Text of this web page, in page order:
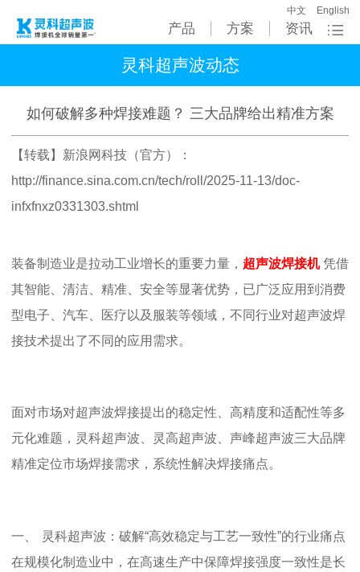
产品 方案 资讯
中文 English
灵科超声波动态
如何破解多种焊接难题？ 三大品牌给出精准方案
【转载】新浪网科技（官方）：
http://finance.sina.com.cn/tech/roll/2025-11-13/doc-
infxfnxz0331303.shtml
装备制造业是拉动工业增长的重要力量， 超声波焊接机 凭借
其智能、清洁、精准、安全等显著优势，已广泛应用到消费
型电子、汽车、医疗以及服装等领域，不同行业对超声波焊
接技术提出了不同的应用需求。
面对市场对超声波焊接提出的稳定性、高精度和适配性等多
元化难题，灵科超声波、灵高超声波、声峰超声波三大品牌
精准定位市场焊接需求，系统性解决焊接痛点。
一、 灵科超声波：破解“高效稳定与工艺一致性”的行业痛点
在规模化制造业中，在高速生产中保障焊接强度一致性是长